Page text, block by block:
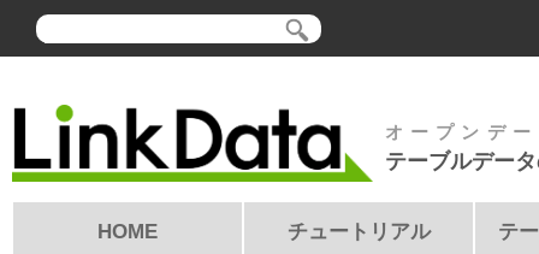
オープンデ
テーブルデー
HOME チュートリアル テ